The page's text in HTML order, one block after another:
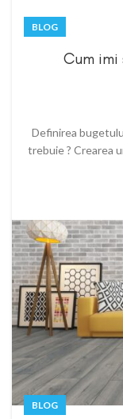
BLOG
Cum
Definirea
trebuie ? Crearea
BLOG